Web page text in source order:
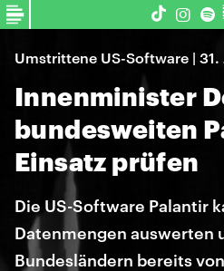
Umstrittene US-Software | 31.
Innenminister
bundesweiten
Einsatz prüfen
Die US-Software Palantir
Datenmengen auswerten
Bundesländern bereits